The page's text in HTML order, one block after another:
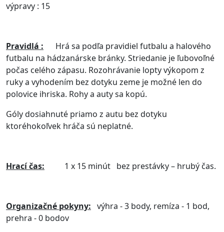
výpravy : 15
Pravidlá : Hrá sa podľa pravidiel futbalu a halového
futbalu na hádzanárske bránky. Striedanie je ľubovoľné
počas celého zápasu. Rozohrávanie lopty výkopom z
ruky a vyhodením bez dotyku zeme je možné len do
polovice ihriska. Rohy a auty sa kopú.
Góly dosiahnuté priamo z autu bez dotyku
ktoréhokoľvek hráča sú neplatné.
Hrací čas: 1 x 15 minút bez prestávky – hrubý čas.
Organizačné pokyny: výhra - 3 body, remíza - 1 bod,
prehra - 0 bodov